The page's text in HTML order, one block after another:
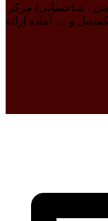
، ساختمانی) مرکز
و … آماده ارائه